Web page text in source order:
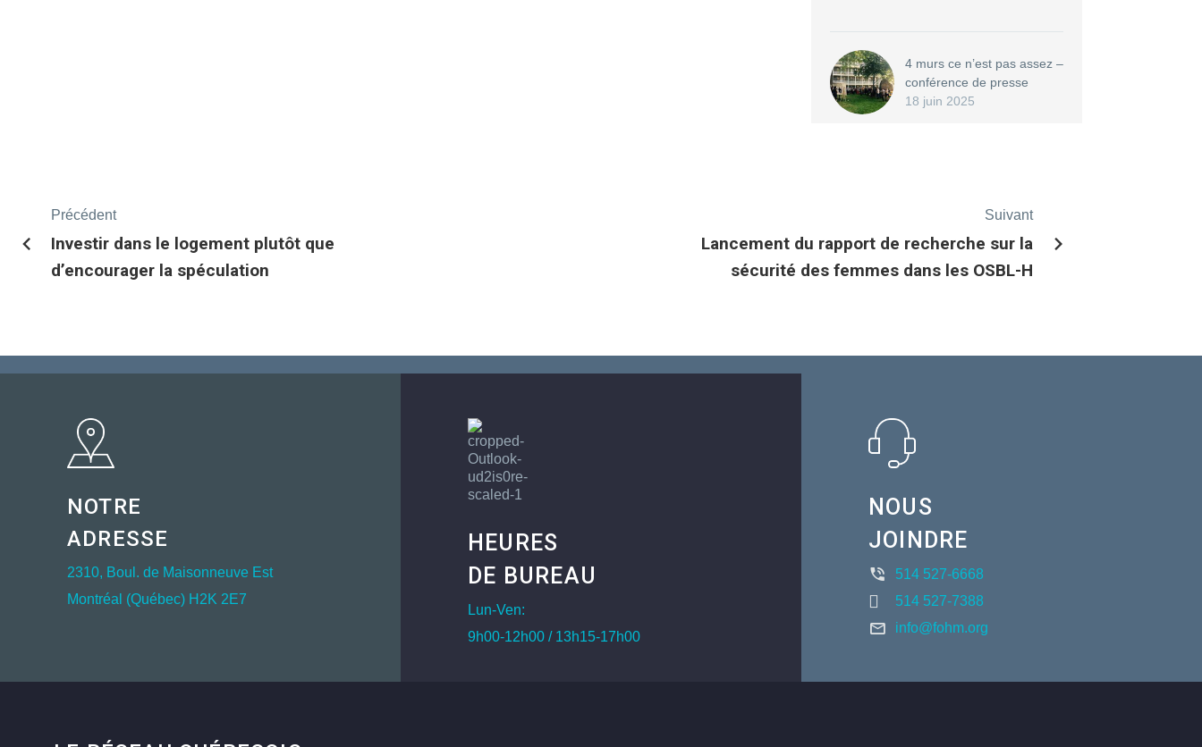
4 murs ce n’est pas assez –
conférence de presse
18 juin 2025
Précédent
Investir dans le logement plutôt que
d’encourager la spéculation
Suivant
Lancement du rapport de recherche sur la
sécurité des femmes dans les OSBL-H
NOTRE
ADRESSE
2310, Boul. de Maisonneuve Est
Montréal (Québec) H2K 2E7
HEURES
DE BUREAU
Lun-Ven:
9h00-12h00 / 13h15-17h00
NOUS
JOINDRE
514 527-6668
514 527-7388
info@fohm.org